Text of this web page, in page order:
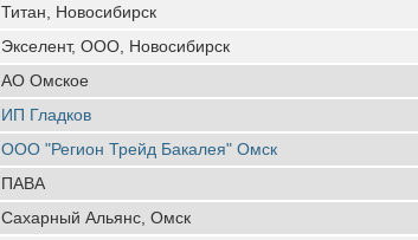
Титан, Новосибирск
Экселент, ООО, Новосибирск
АО Омское
ИП Гладков
ООО "Регион Трейд Бакалея" Омск
ПАВА
Сахарный Альянс, Омск